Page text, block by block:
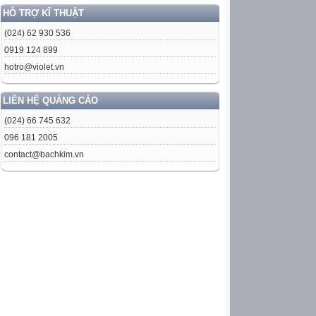
HỖ TRỢ KĨ THUẬT
(024) 62 930 536
0919 124 899
hotro@violet.vn
LIÊN HỆ QUẢNG CÁO
(024) 66 745 632
096 181 2005
contact@bachkim.vn